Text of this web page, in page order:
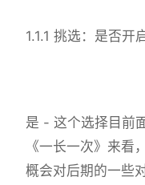
1.1.1 挑选：是否开
是 - 这个选择目前
《一长一次》来看
概会对后期的一些